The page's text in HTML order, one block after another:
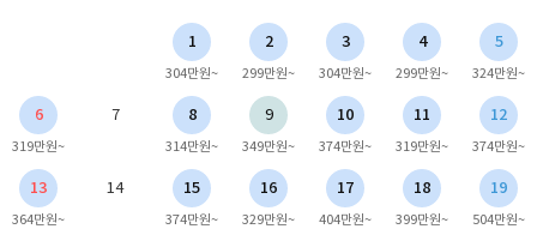
1
304만원~
2
299만원~
3
304만원~
4
299만원~
5
324만원~
6
319만원~
7 8
314만원~
9
349만원~
10
374만원~
11
319만원~
12
374만원~
13
364만원~
14 15
374만원~
16
329만원~
17
404만원~
18
399만원~
19
504만원~